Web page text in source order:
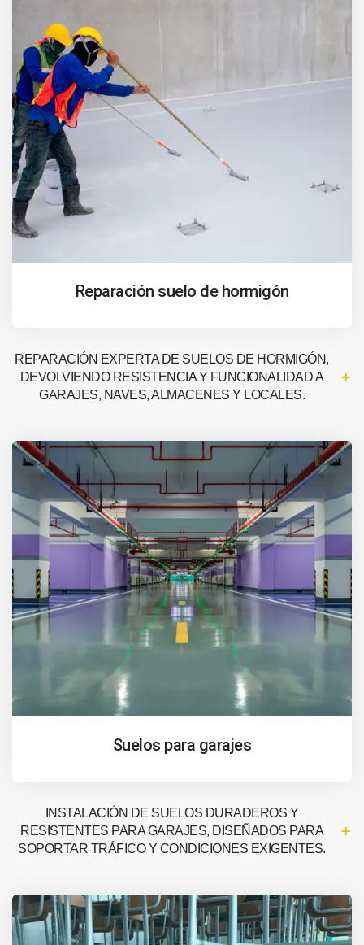
Reparación suelo de hormigón
REPARACIÓN EXPERTA DE SUELOS DE HORMIGÓN,
DEVOLVIENDO RESISTENCIA Y FUNCIONALIDAD A
GARAJES, NAVES, ALMACENES Y LOCALES.
Suelos para garajes
INSTALACIÓN DE SUELOS DURADEROS Y
RESISTENTES PARA GARAJES, DISEÑADOS PARA
SOPORTAR TRÁFICO Y CONDICIONES EXIGENTES.